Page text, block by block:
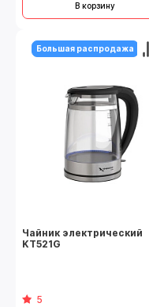
В корзину
Чайник электрический
KT521G
5
Большая распродажа